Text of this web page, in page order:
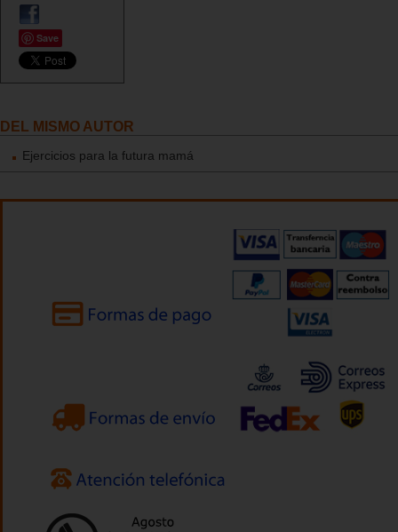
Save
DEL MISMO AUTOR
Ejercicios para la futura mamá